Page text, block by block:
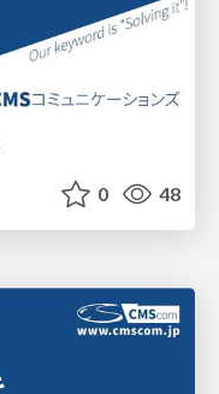
0 48